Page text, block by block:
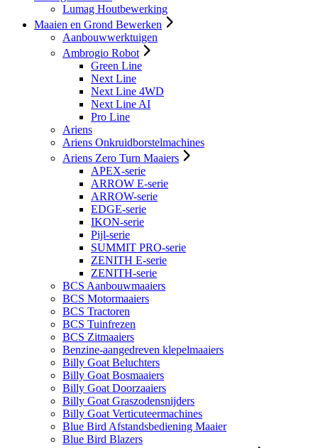
Lumag Houtbewerking
Maaien en Grond Bewerken
Aanbouwwerktuigen
Ambrogio Robot
Green Line
Next Line
Next Line 4WD
Next Line AI
Pro Line
Ariens
Ariens Onkruidborstelmachines
Ariens Zero Turn Maaiers
APEX-serie
ARROW E-serie
ARROW-serie
EDGE-serie
IKON-serie
Pijl-serie
SUMMIT PRO-serie
ZENITH E-serie
ZENITH-serie
BCS Aanbouwmaaiers
BCS Motormaaiers
BCS Tractoren
BCS Tuinfrezen
BCS Zitmaaiers
Benzine-aangedreven klepelmaaiers
Billy Goat Beluchters
Billy Goat Bosmaaiers
Billy Goat Doorzaaiers
Billy Goat Graszodensnijders
Billy Goat Verticuteermachines
Blue Bird Afstandsbediening Maaier
Blue Bird Blazers